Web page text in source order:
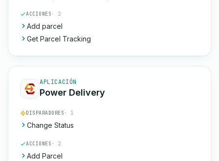
ACCIONES · 2
Add parcel
Get Parcel Tracking
APLICACIÓN
Power Delivery
DISPARADORES · 1
Change Status
ACCIONES · 2
Add Parcel